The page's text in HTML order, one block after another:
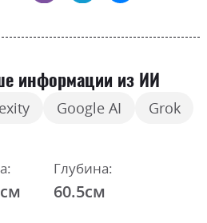
информации из ИИ
Google AI Grok
Глубина:
60.5см